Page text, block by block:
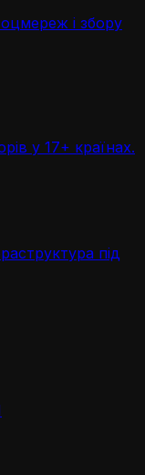
і збору
у 17+ країнах.
під